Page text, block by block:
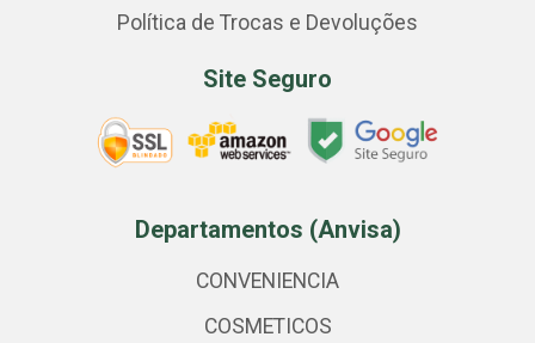
Política de Trocas e Devoluções
Site Seguro
Departamentos (Anvisa)
CONVENIENCIA
COSMETICOS